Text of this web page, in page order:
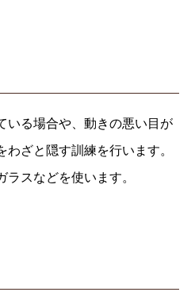
いる場合や、動きの悪い目が
ざと隠す訓練を行います。
スなどを使います。